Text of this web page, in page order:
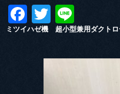
Facebook
Twitter
ミツイハゼ機 超小型兼用ダクトロ